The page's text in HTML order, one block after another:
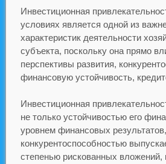
Инвестиционная
условиях является одной из
характеристик деятельности
субъекта, поскольку она прямо
перспективы развития,
финансовую устойчивость,
Инвестиционная
не только устойчивостью его
уровнем финансовых
конкурентоспособностью
степенью рискованных